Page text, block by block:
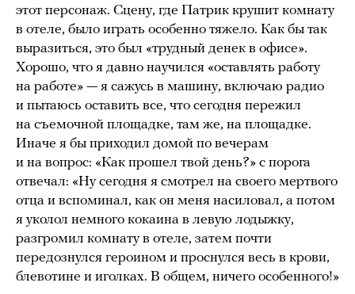
этот персонаж. Сцену, где Патрик крушит комнату
в отеле, было играть особенно тяжело. Как бы так
выразиться, это был «трудный денек в офисе».
Хорошо, что я давно научился «оставлять работу
на работе» — я сажусь в машину, включаю радио
и пытаюсь оставить все, что сегодня пережил
на съемочной площадке, там же, на площадке.
Иначе я бы приходил домой по вечерам
и на вопрос: «Как прошел твой день?» с порога
отвечал: «Ну сегодня я смотрел на своего мертвого
отца и вспоминал, как он меня насиловал, а потом
я уколол немного кокаина в левую лодыжку,
разгромил комнату в отеле, затем почти
передознулся героином и проснулся весь в крови,
блевотине и иголках. В общем, ничего особенного!»